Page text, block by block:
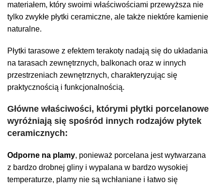
materiałem, który swoimi właściwościami przewyższa nie
tylko zwykłe płytki ceramiczne, ale także niektóre kamienie
naturalne.
Płytki tarasowe z efektem terakoty nadają się do układania
na tarasach zewnętrznych, balkonach oraz w innych
przestrzeniach zewnętrznych, charakteryzując się
praktycznością i funkcjonalnością.
Główne właściwości, którymi płytki porcelanowe
wyróżniają się spośród innych rodzajów płytek
ceramicznych:
Odporne na plamy, ponieważ porcelana jest wytwarzana
z bardzo drobnej gliny i wypalana w bardzo wysokiej
temperaturze, plamy nie są wchłaniane i łatwo się